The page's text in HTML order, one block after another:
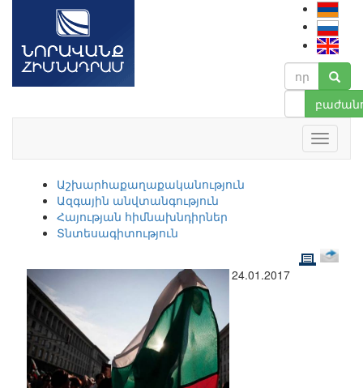
Աշխարհաքաղաքականություն
Ազգային անվտանգություն
Հայության հիմնախնդիրներ
Տնտեսագիտություն
24.01.2017